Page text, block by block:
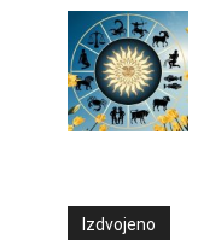
Izdvojeno